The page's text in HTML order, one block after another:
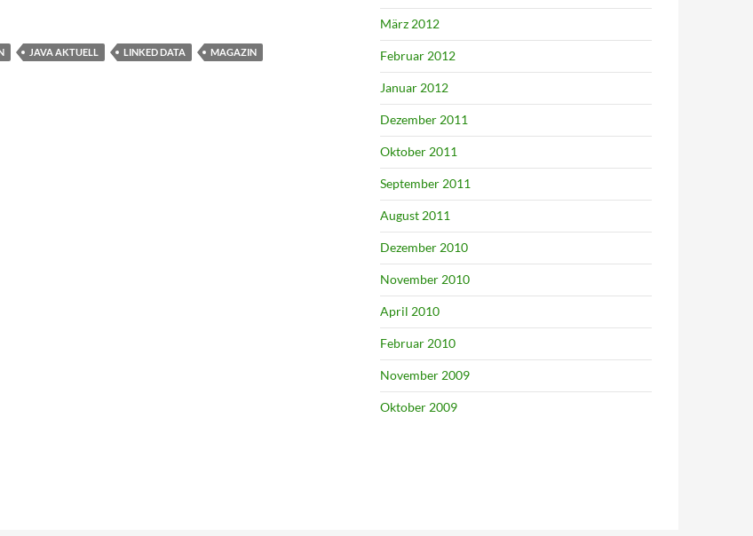
JAVA AKTUELL LINKED DATA
MAGAZIN
März 2012
Februar 2012
Januar 2012
Dezember 2011
Oktober 2011
September 2011
August 2011
Dezember 2010
November 2010
April 2010
Februar 2010
November 2009
Oktober 2009